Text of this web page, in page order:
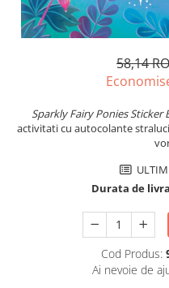
58,14
Sparkly Fairy Ponies Sticker
activitati cu autocolante
Durata de
Cod Produs:
Ai nevoie de